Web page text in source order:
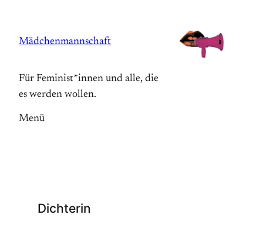
springen
Mädchenmannschaft
Für Feminist*innen und alle, die
es werden wollen.
Menü
Dichterin